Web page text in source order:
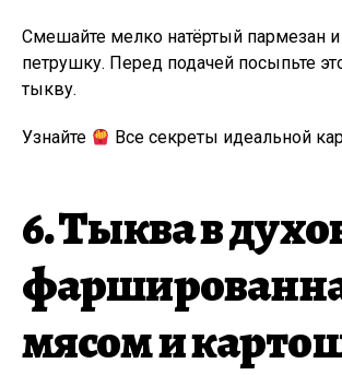
Смешайте мелко натёртый пармезан
петрушку. Перед подачей посыпьте
тыкву.
Узнайте Все секреты идеальной
6. Тыква в
мясом и